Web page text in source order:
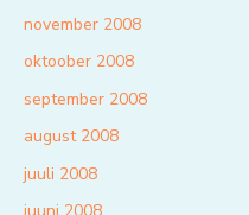
november 2008
oktoober 2008
september 2008
august 2008
juuli 2008